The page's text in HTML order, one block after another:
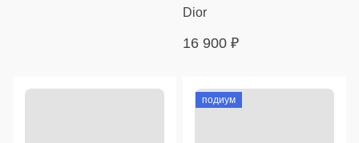
Dior
16 900 ₽
подиум